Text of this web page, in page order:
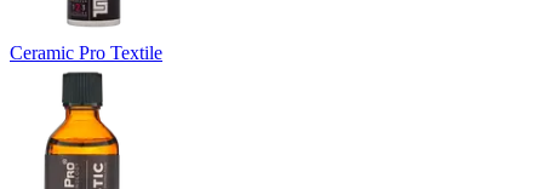
Ceramic Pro Textile